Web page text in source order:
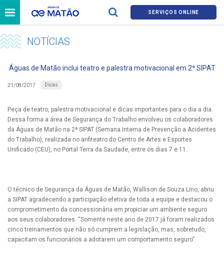
SERVIÇOS ONLINE
NOTÍCIAS
Águas de Matão inclui teatro e palestra motivacional em 2ª SIPAT
21/08/2017 Dicas
Peça de teatro, palestra motivacional e dicas importantes para o dia a dia.
Dessa forma a área de Segurança do Trabalho envolveu os colaboradores
da Águas de Matão na 2ª SIPAT (Semana Interna de Prevenção a Acidentes
do Trabalho), realizada no anfiteatro do Centro de Artes e Esportes
Unificado (CEU), no Portal Terra da Saudade, entre os dias 7 e 11.
O técnico de Segurança da Águas de Matão, Wallison de Souza Lino, abriu
a SIPAT agradecendo a participação efetiva de toda a equipe e destacou o
comprometimento da concessionária em propiciar um ambiente seguro
aos seus colaboradores. “Somente neste ano de 2017 já foram realizados
cinco treinamentos que não só cumprem a legislação, mas, sobretudo,
capacitam os funcionários a adotarem um comportamento seguro”.